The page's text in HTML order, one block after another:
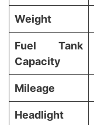
Weight
Fuel Tank
Capacity
Mileage
Headlight